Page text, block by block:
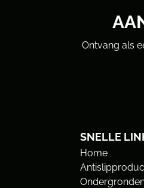
Ontvang als
SNELLE
Home